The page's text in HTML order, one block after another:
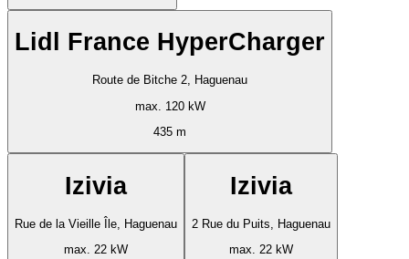
Lidl France HyperCharger
Route de Bitche 2, Haguenau
max. 120 kW
435 m
Izivia
Rue de la Vieille Île, Haguenau
max. 22 kW
Izivia
2 Rue du Puits, Haguenau
max. 22 kW